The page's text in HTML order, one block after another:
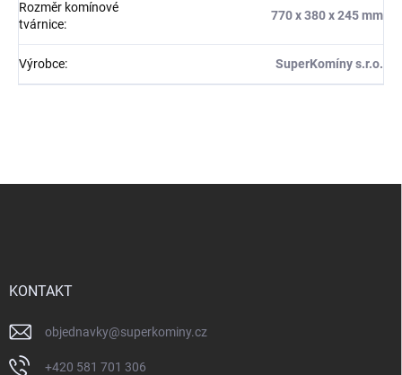
Rozměr komínové
tvárnice:
770 x 380 x 245 mm
Výrobce: SuperKomíny s.r.o.
KONTAKT
objednavky@superkominy.cz
+420 581 701 306